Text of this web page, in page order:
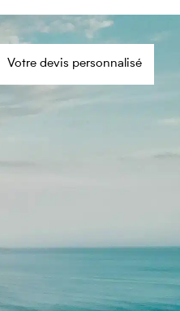
Votre devis personnalisé